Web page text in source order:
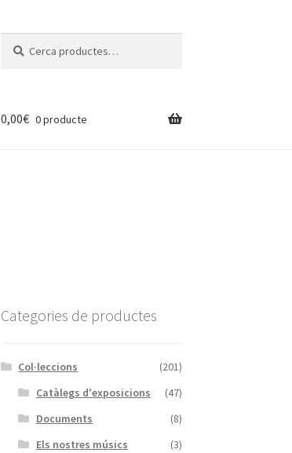
0,00€ 0 producte
Categories de productes
Col·leccions
(201)
Catàlegs d'exposicions
(47)
Documents
(8)
Els nostres músics
(3)